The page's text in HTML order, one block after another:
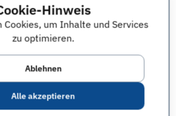
Hinweis
Cookies, um Inhalte und Services
zu optimieren.
Ablehnen
Alle akzeptieren
und Rechtswissenschaften mit
17.-20. Oktober 2017
für Studenten – Team
Menorca, 13.-16. Oktober 2017
auf Mallorca für
Accounting und Controlling,
2017